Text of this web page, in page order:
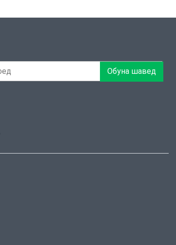
Обуна шавед